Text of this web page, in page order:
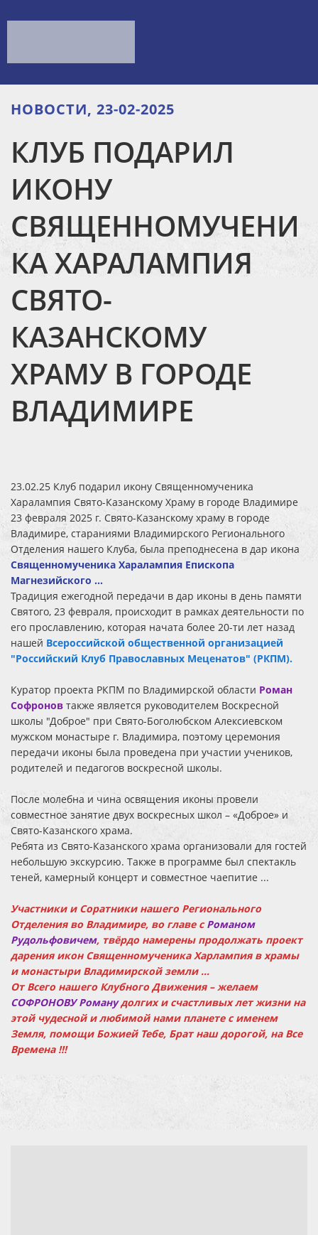
НОВОСТИ, 23-02-2025
КЛУБ ПОДАРИЛ
ИКОНУ
СВЯЩЕННОМУЧЕНИ
КА ХАРАЛАМПИЯ
СВЯТО-
КАЗАНСКОМУ
ХРАМУ В ГОРОДЕ
ВЛАДИМИРЕ
23.02.25 Клуб подарил икону Священномученика
Харалампия Свято-Казанскому Храму в городе Владимире
23 февраля 2025 г. Свято-Казанскому храму в городе
Владимире, стараниями Владимирского Регионального
Отделения нашего Клуба, была преподнесена в дар икона
Священномученика Харалампия Епископа
Магнезийского ...
Традиция ежегодной передачи в дар иконы в день памяти
Святого, 23 февраля, происходит в рамках деятельности по
его прославлению, которая начата более 20-ти лет назад
нашей Всероссийской общественной организацией
"Российский Клуб Православных Меценатов" (РКПМ).
Куратор проекта РКПМ по Владимирской области Роман
Софронов также является руководителем Воскресной
школы "Доброе" при Свято-Боголюбском Алексиевском
мужском монастыре г. Владимира, поэтому церемония
передачи иконы была проведена при участии учеников,
родителей и педагогов воскресной школы.
После молебна и чина освящения иконы провели
совместное занятие двух воскресных школ – «Доброе» и
Свято-Казанского храма.
Ребята из Свято-Казанского храма организовали для гостей
небольшую экскурсию. Также в программе был спектакль
теней, камерный концерт и совместное чаепитие ...
Участники и Соратники нашего Регионального
Отделения во Владимире, во главе сРоманом
Рудольфовичем, твёрдо намерены продолжать проект
дарения икон Священномученика Харлампия в храмы
и монастыри Владимирской земли ...
От Всего нашего Клубного Движения – желаем
СОФРОНОВУ Романудолгих и счастливых лет жизни на
этой чудесной и любимой нами планете с именем
Земля, помощи Божией Тебе, Брат наш дорогой, на Все
Времена !!!